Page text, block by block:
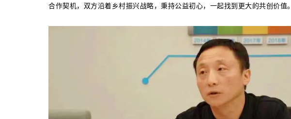
合作契机，双方沿着乡村振兴战略，秉持公益初心，一起找到更大的共创价值。